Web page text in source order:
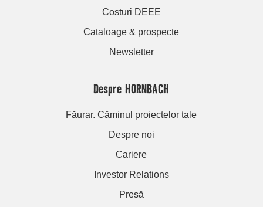
Costuri DEEE
Cataloage & prospecte
Newsletter
Despre HORNBACH
Făurar. Căminul proiectelor tale
Despre noi
Cariere
Investor Relations
Presă